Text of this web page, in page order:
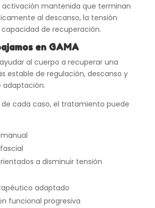
activación mantenida que terminan
al descanso, la tensión
de recuperación.
en GAMA
al cuerpo a recuperar una
estable de regulación, descanso y
adaptación.
cada caso, el tratamiento puede
a disminuir tensión
adaptado
funcional progresiva